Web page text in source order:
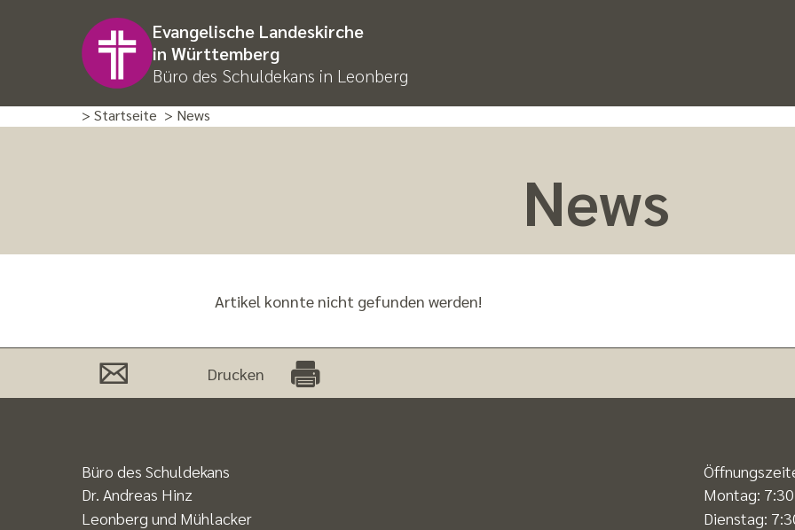
Evangelische Landeskirche
in Württemberg
Büro des Schuldekans in Leonberg
> Startseite > News
News
Artikel konnte nicht gefunden werden!
Drucken
Büro des Schuldekans
Dr. Andreas Hinz
Leonberg und Mühlacker
Montag:
Dienstag: